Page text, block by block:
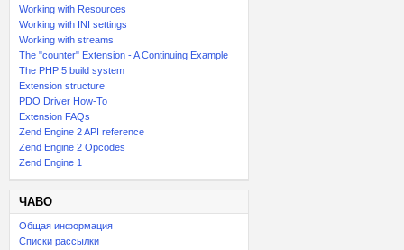
Working with Resources
Working with INI settings
Working with streams
The "counter" Extension - A Continuing Example
The PHP 5 build system
Extension structure
PDO Driver How-To
Extension FAQs
Zend Engine 2 API reference
Zend Engine 2 Opcodes
Zend Engine 1
ЧАВО
Общая информация
Списки рассылки